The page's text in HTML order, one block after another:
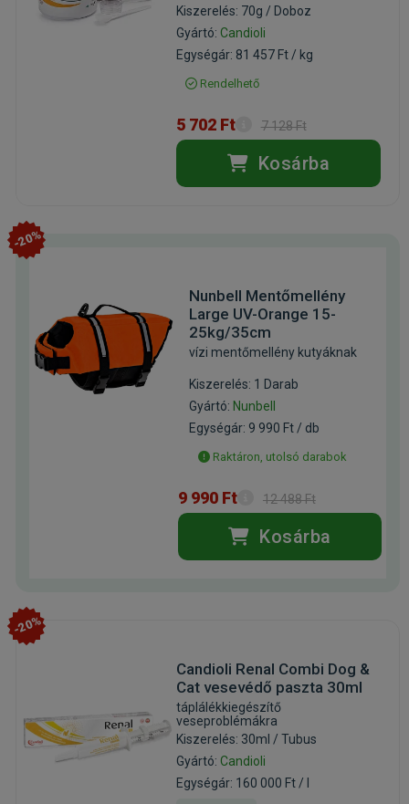
Kiszerelés: 70g / Doboz
Gyártó: Candioli
Egységár: 81 457 Ft / kg
Rendelhető
5 702 Ft 7 128 Ft
Kosárba
-20%
Nunbell Mentőmellény
Large UV-Orange 15-
25kg/35cm
vízi mentőmellény kutyáknak
Kiszerelés: 1 Darab
Gyártó: Nunbell
Egységár: 9 990 Ft / db
Raktáron, utolsó darabok
9 990 Ft 12 488 Ft
Kosárba
-20%
Candioli Renal Combi Dog &
Cat vesevédő paszta 30ml
táplálékkiegészítő
veseproblémákra
Kiszerelés: 30ml / Tubus
Gyártó: Candioli
Egységár: 160 000 Ft / l